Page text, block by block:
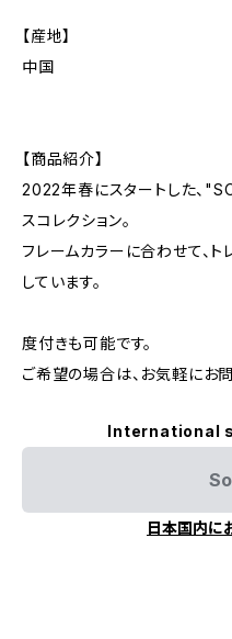
【産地】
中国
【商品紹介】
2022年春にスタートした、
スコレクション。
フレームカラーに合わせて、ト
しています。
度付きも可能です。
ご希望の場合は、お気軽にお
International
日本国内に